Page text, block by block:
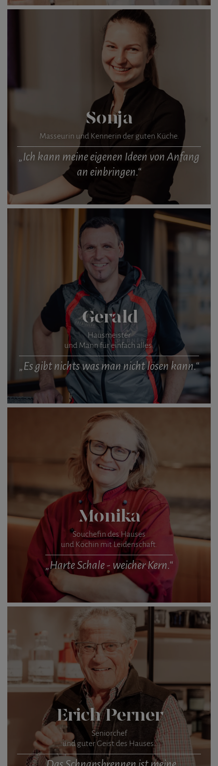
Sonja
Masseurin und Kennerin der guten Küche.
„Ich kann meine eigenen Ideen von Anfang
an einbringen.“
Gerald
Hausmeister
und Mann für einfach alles.
„Es gibt nichts was man nicht lösen kann.“
Monika
Souchefin des Hauses
und Köchin mit Leidenschaft.
„Harte Schale - weicher Kern.“
Erich Perner
Seniorchef
und guter Geist des Hauses.